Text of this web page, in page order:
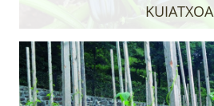
KUIATXOA